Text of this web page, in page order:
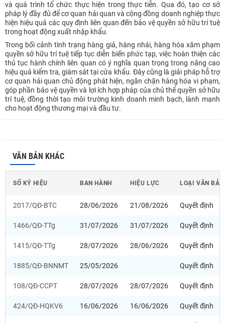
và quá trình tổ chức thực hiện trong thực tiễn. Qua đó, tạo cơ sở
pháp lý đầy đủ để cơ quan hải quan và cộng đồng doanh nghiệp thực
hiện hiệu quả các quy định liên quan đến bảo vệ quyền sở hữu trí tuệ
trong hoạt động xuất nhập khẩu.
Trong bối cảnh tình trạng hàng giả, hàng nhái, hàng hóa xâm phạm
quyền sở hữu trí tuệ tiếp tục diễn biến phức tạp, việc hoàn thiện các
thủ tục hành chính liên quan có ý nghĩa quan trọng trong nâng cao
hiệu quả kiểm tra, giám sát tại cửa khẩu. Đây cũng là giải pháp hỗ trợ
cơ quan hải quan chủ động phát hiện, ngăn chặn hàng hóa vi phạm,
góp phần bảo vệ quyền và lợi ích hợp pháp của chủ thể quyền sở hữu
trí tuệ, đồng thời tạo môi trường kinh doanh minh bạch, lành mạnh
cho hoạt động thương mại và đầu tư.
VĂN BẢN KHÁC
SỐ KÝ HIỆU BAN HÀNH HIỆU LỰC LOẠI VĂN BẢN
2017/QĐ-BTC 28/06/2026 21/08/2026 Quyết định
1466/QĐ-TTg 31/07/2026 31/07/2026 Quyết định
1415/QĐ-TTg 28/07/2026 28/06/2026 Quyết định
1885/QĐ-BNNMT 25/05/2026 Quyết định
108/QĐ-CCPT 28/07/2026 28/07/2026 Quyết định
424/QĐ-HQKV6 16/06/2026 16/06/2026 Quyết định